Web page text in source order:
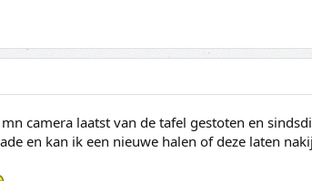
camera laatst van de tafel gestoten en
en kan ik een nieuwe halen of deze laten